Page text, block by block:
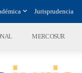
Jurisprudencia
MERCOSUR